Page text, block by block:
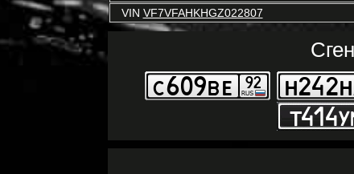
VIN VF7VFAHKHGZ022807